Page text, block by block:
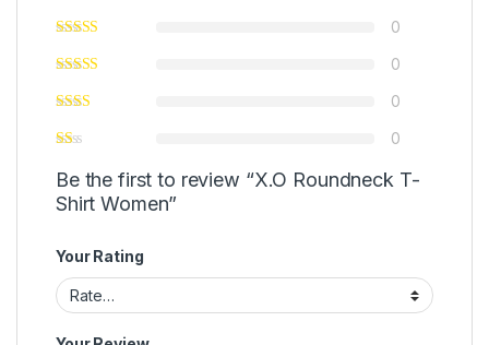
0
0
0
0
Be the first to review “X.O Roundneck T-
Shirt Women”
Your Rating